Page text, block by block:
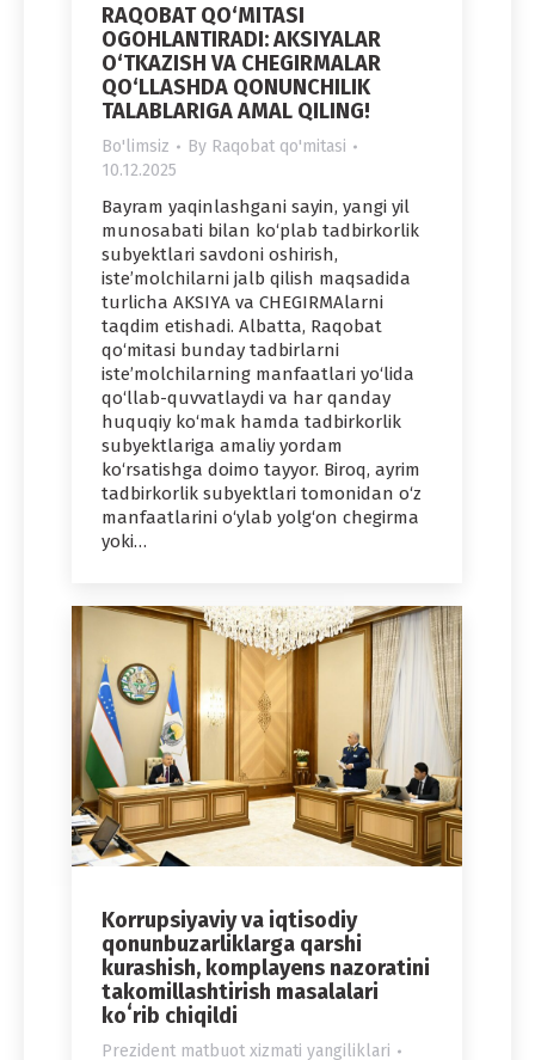
RAQOBAT QO‘MITASI
OGOHLANTIRADI: AKSIYALAR
O‘TKAZISH VA CHEGIRMALAR
QO‘LLASHDA QONUNCHILIK
TALABLARIGA AMAL QILING!
Bo'limsiz By Raqobat qo'mitasi
10.12.2025
Bayram yaqinlashgani sayin, yangi yil
munosabati bilan ko‘plab tadbirkorlik
subyektlari savdoni oshirish,
iste’molchilarni jalb qilish maqsadida
turlicha AKSIYA va CHEGIRMAlarni
taqdim etishadi. Albatta, Raqobat
qo‘mitasi bunday tadbirlarni
iste’molchilarning manfaatlari yo‘lida
qo‘llab-quvvatlaydi va har qanday
huquqiy ko‘mak hamda tadbirkorlik
subyektlariga amaliy yordam
ko‘rsatishga doimo tayyor. Biroq, ayrim
tadbirkorlik subyektlari tomonidan o‘z
manfaatlarini o‘ylab yolg‘on chegirma
yoki…
Korrupsiyaviy va iqtisodiy
qonunbuzarliklarga qarshi
kurashish, komplayens nazoratini
takomillashtirish masalalari
koʻrib chiqildi
Prezident matbuot xizmati yangiliklari